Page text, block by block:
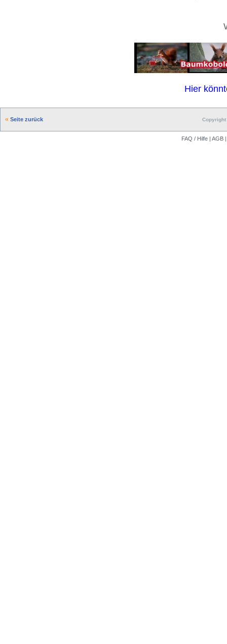
Hier
Seite zurück
FAQ / Hilfe | AGB